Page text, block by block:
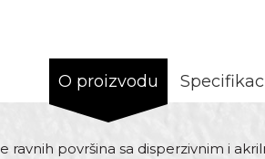
O proizvodu
ravnih površina sa disperzivnim i